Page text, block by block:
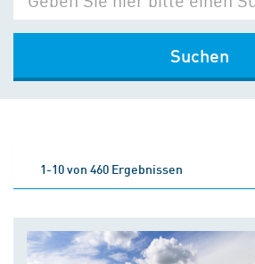
Suchen
1-10 von 460 Ergebnissen